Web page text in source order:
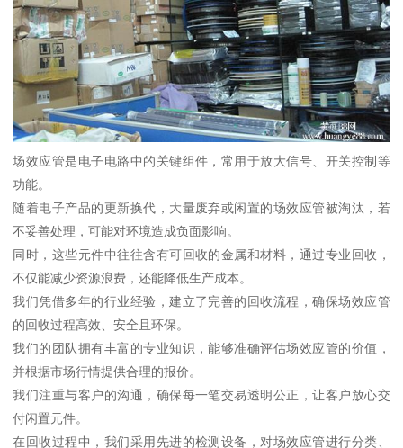
场效应管是电子电路中的关键组件，常用于放大信号、开关控制等
功能。
随着电子产品的更新换代，大量废弃或闲置的场效应管被淘汰，若
不妥善处理，可能对环境造成负面影响。
同时，这些元件中往往含有可回收的金属和材料，通过专业回收，
不仅能减少资源浪费，还能降低生产成本。
我们凭借多年的行业经验，建立了完善的回收流程，确保场效应管
的回收过程高效、安全且环保。
我们的团队拥有丰富的专业知识，能够准确评估场效应管的价值，
并根据市场行情提供合理的报价。
我们注重与客户的沟通，确保每一笔交易透明公正，让客户放心交
付闲置元件。
在回收过程中，我们采用先进的检测设备，对场效应管进行分类、